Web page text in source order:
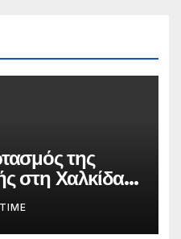
της
στη Χαλκίδα